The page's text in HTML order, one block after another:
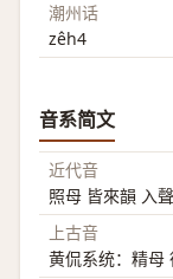
潮州话
zêh4
音系简文
近代音
照母 皆來韻 入
上古音
黄侃系统：精母